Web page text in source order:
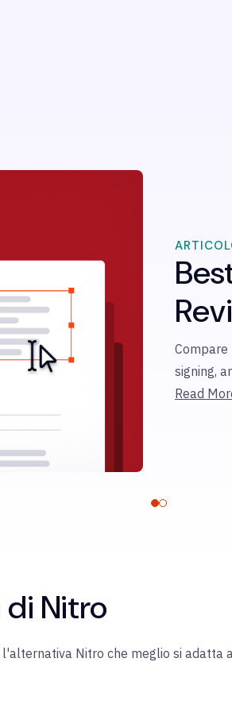
signing,
Read
Nitro
Nitro che meglio si adatta